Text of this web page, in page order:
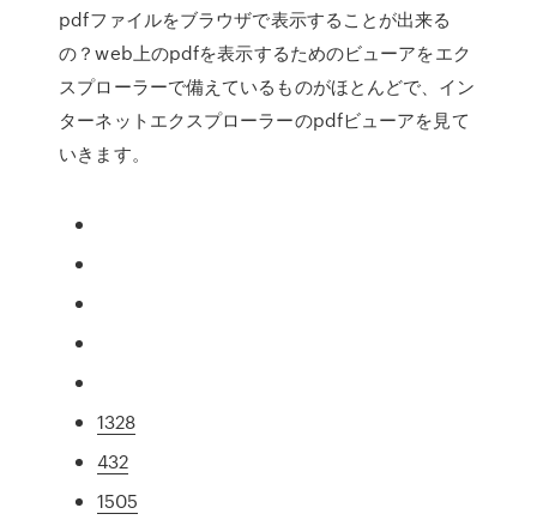
pdfファイルをブラウザで表示することが出来る
の？web上のpdfを表示するためのビューアをエク
スプローラーで備えているものがほとんどで、イン
ターネットエクスプローラーのpdfビューアを見て
いきます。
1328
432
1505